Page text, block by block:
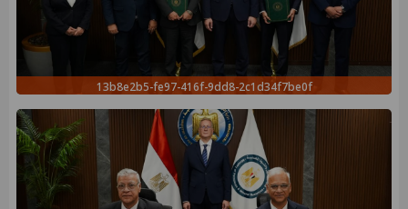
13b8e2b5-fe97-416f-9dd8-2c1d34f7be0f